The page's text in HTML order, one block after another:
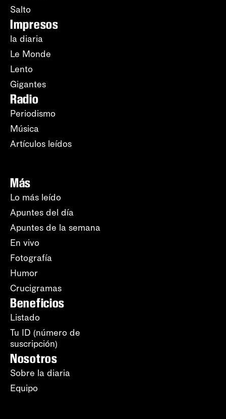
Salto
Impresos
la diaria
Le Monde
Lento
Gigantes
Radio
Periodismo
Música
Artículos leídos
Más
Lo más leído
Apuntes del día
Apuntes de la semana
En vivo
Fotografía
Humor
Crucigramas
Beneficios
Listado
Tu ID (número de
suscripción)
Nosotros
Sobre la diaria
Equipo